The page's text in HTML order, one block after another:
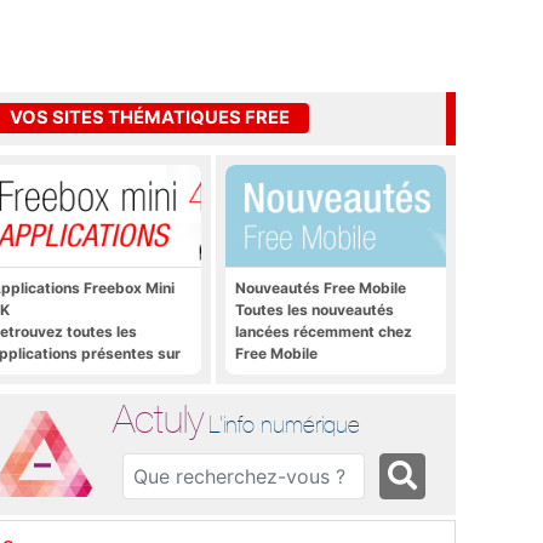
VOS SITES THÉMATIQUES FREE
Freebox Mini
toutes les
présentes sur
Nouveautés Free Mobile
Toutes les nouveautés
lancées récemment chez
Free Mobile
Actuly L'info numérique